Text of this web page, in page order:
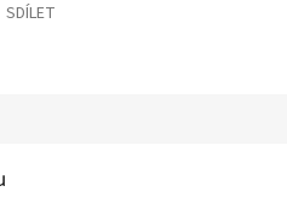
SDÍLET